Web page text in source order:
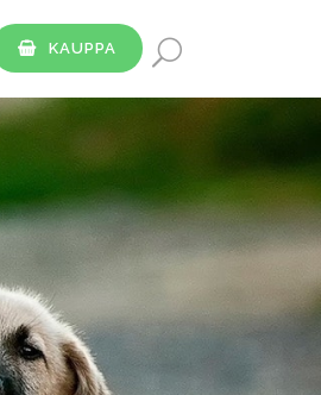
KAUPPA